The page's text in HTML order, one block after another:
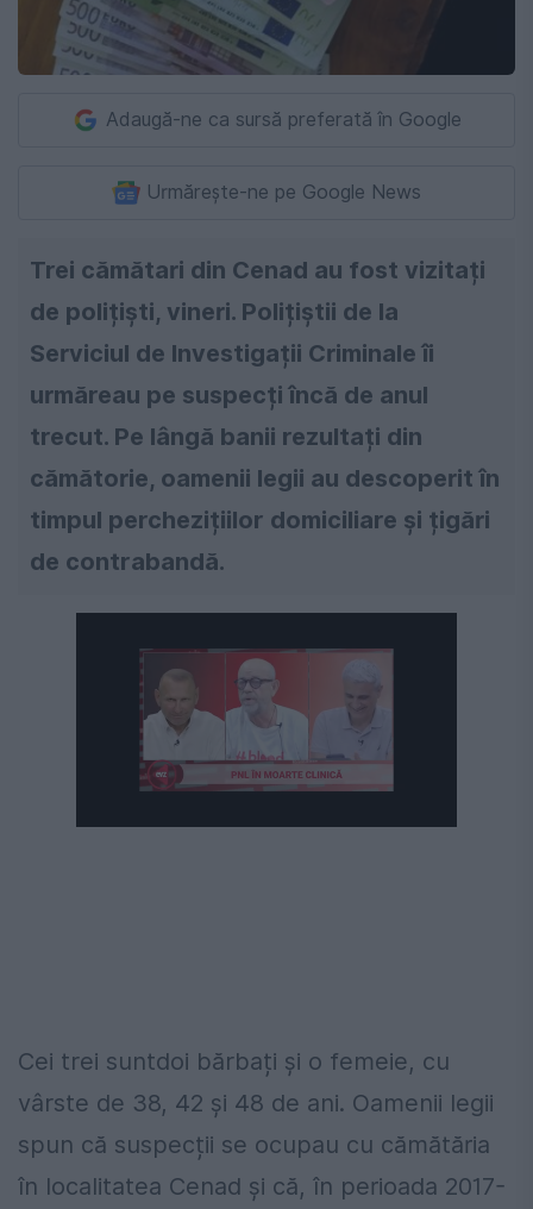
Adaugă-ne ca sursă preferată în Google
Urmărește-ne pe Google News
Trei cămătari din Cenad au fost vizitați
de polițiști, vineri. Polițiștii de la
Serviciul de Investigații Criminale îi
urmăreau pe suspecți încă de anul
trecut. Pe lângă banii rezultați din
cămătorie, oamenii legii au descoperit în
timpul perchezițiilor domiciliare și țigări
de contrabandă.
Cei trei suntdoi bărbați și o femeie, cu
vârste de 38, 42 și 48 de ani. Oamenii legii
spun că suspecții se ocupau cu cămătăria
în localitatea Cenad și că, în perioada 2017-